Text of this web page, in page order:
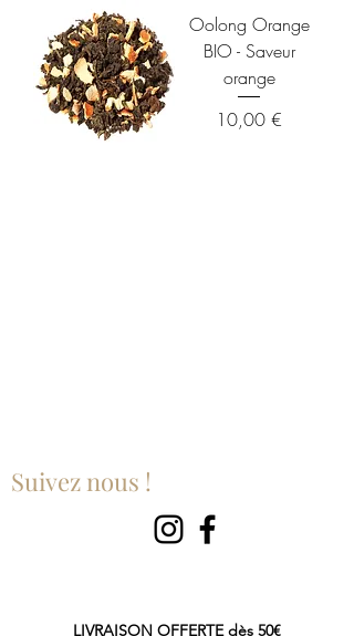
Oolong Orange
BIO - Saveur
orange
Prix
10,00 €
Suivez nous !
LIVRAISON OFFERTE dès 50€